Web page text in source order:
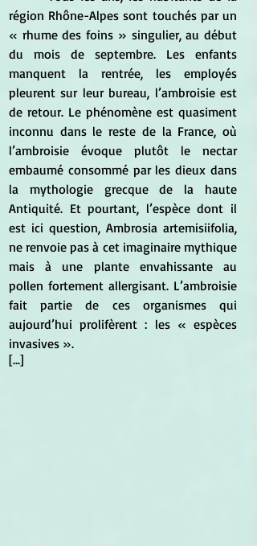
région Rhône-Alpes sont touchés par un
« rhume des foins » singulier, au début
du mois de septembre. Les enfants
manquent la rentrée, les employés
pleurent sur leur bureau, l’ambroisie est
de retour. Le phénomène est quasiment
inconnu dans le reste de la France, où
l’ambroisie évoque plutôt le nectar
embaumé consommé par les dieux dans
la mythologie grecque de la haute
Antiquité. Et pourtant, l’espèce dont il
est ici question, Ambrosia artemisiifolia,
ne renvoie pas à cet imaginaire mythique
mais à une plante envahissante au
pollen fortement allergisant. L’ambroisie
fait partie de ces organismes qui
aujourd’hui prolifèrent : les « espèces
invasives ».
[...]